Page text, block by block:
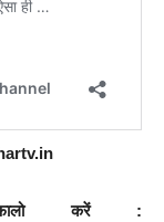
करें :